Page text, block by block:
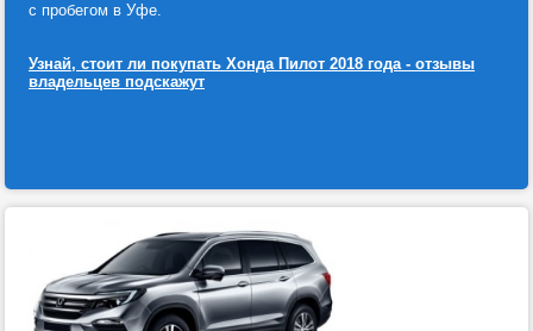
с пробегом в Уфе.
Узнай, стоит ли покупать Хонда Пилот 2018 года - отзывы
владельцев подскажут